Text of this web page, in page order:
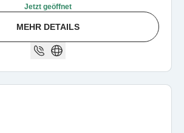
Jetzt geöffnet
MEHR DETAILS